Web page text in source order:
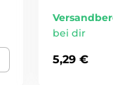
bei dir
5,29 €